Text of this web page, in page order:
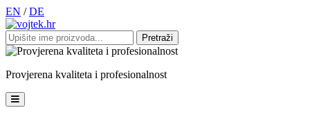
EN / DE
Pretraži:
Provjerena kvaliteta i profesionalnost